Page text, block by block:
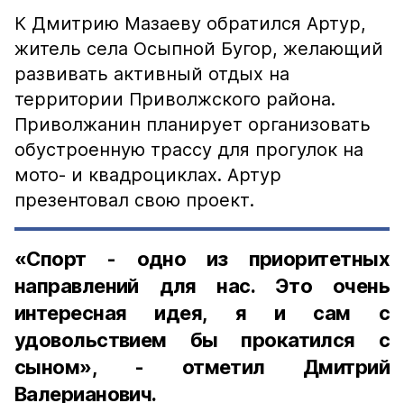
К Дмитрию Мазаеву обратился Артур,
житель села Осыпной Бугор, желающий
развивать активный отдых на
территории Приволжского района.
Приволжанин планирует организовать
обустроенную трассу для прогулок на
мото- и квадроциклах. Артур
презентовал свою проект.
«Спорт - одно из приоритетных
направлений для нас. Это очень
интересная идея, я и сам с
удовольствием бы прокатился с
сыном», - отметил Дмитрий
Валерианович.